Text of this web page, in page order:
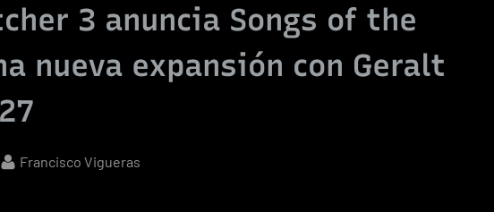
3 anuncia Songs of the
nueva expansión con Geralt
By
Francisco Vigueras